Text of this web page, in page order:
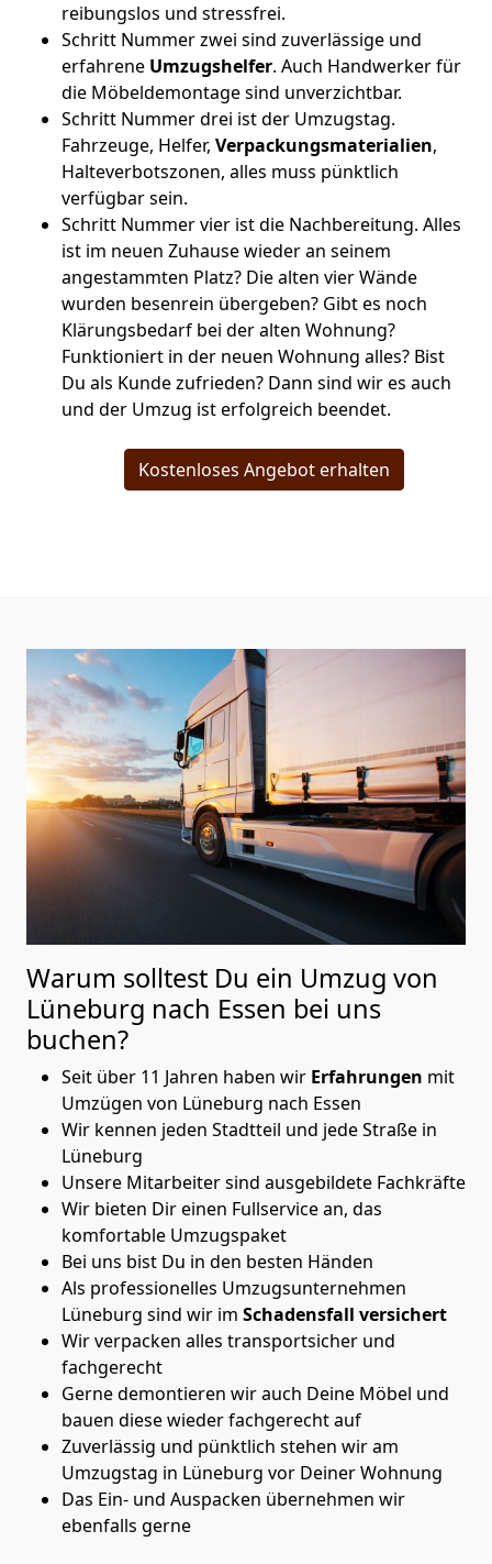
reibungslos und stressfrei.
Schritt Nummer zwei sind zuverlässige und
erfahrene Umzugshelfer. Auch Handwerker für
die Möbeldemontage sind unverzichtbar.
Schritt Nummer drei ist der Umzugstag.
Fahrzeuge, Helfer, Verpackungsmaterialien,
Halteverbotszonen, alles muss pünktlich
verfügbar sein.
Schritt Nummer vier ist die Nachbereitung. Alles
ist im neuen Zuhause wieder an seinem
angestammten Platz? Die alten vier Wände
wurden besenrein übergeben? Gibt es noch
Klärungsbedarf bei der alten Wohnung?
Funktioniert in der neuen Wohnung alles? Bist
Du als Kunde zufrieden? Dann sind wir es auch
und der Umzug ist erfolgreich beendet.
Kostenloses Angebot erhalten
Warum solltest Du ein Umzug von
Lüneburg nach Essen bei uns
buchen?
Seit über 11 Jahren haben wir Erfahrungen mit
Umzügen von Lüneburg nach Essen
Wir kennen jeden Stadtteil und jede Straße in
Lüneburg
Unsere Mitarbeiter sind ausgebildete Fachkräfte
Wir bieten Dir einen Fullservice an, das
komfortable Umzugspaket
Bei uns bist Du in den besten Händen
Als professionelles Umzugsunternehmen
Lüneburg sind wir im Schadensfall versichert
Wir verpacken alles transportsicher und
fachgerecht
Gerne demontieren wir auch Deine Möbel und
bauen diese wieder fachgerecht auf
Zuverlässig und pünktlich stehen wir am
Umzugstag in Lüneburg vor Deiner Wohnung
Das Ein- und Auspacken übernehmen wir
ebenfalls gerne